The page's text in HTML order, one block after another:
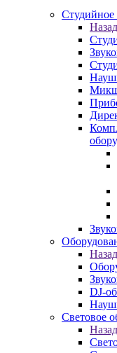
Студийное
Назад
Назад
DJ-
Световое
Назад